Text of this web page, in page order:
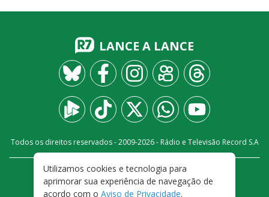
LANCE A LANCE
Todos os direitos reservados - 2009-2026- Rádio e Televisão Record S.A
FALE CONOSCO
PRIVACIDADE
TERMOS E CONDIÇÕES DE USO
Utilizamos cookies e tecnologia para
aprimorar sua experiência de navegação de
acordo com o Aviso de Privacidade.